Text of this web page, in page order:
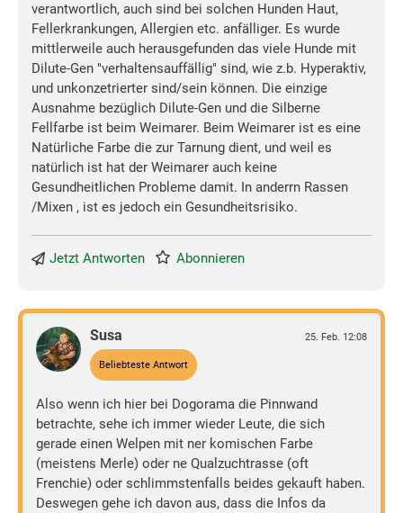
verantwortlich, auch sind bei solchen Hunden Haut,
Fellerkrankungen, Allergien etc. anfälliger. Es wurde
mittlerweile auch herausgefunden das viele Hunde mit
Dilute-Gen "verhaltensauffällig" sind, wie z.b. Hyperaktiv,
und unkonzetrierter sind/sein können. Die einzige
Ausnahme bezüglich Dilute-Gen und die Silberne
Fellfarbe ist beim Weimarer. Beim Weimarer ist es eine
Natürliche Farbe die zur Tarnung dient, und weil es
natürlich ist hat der Weimarer auch keine
Gesundheitlichen Probleme damit. In anderrn Rassen
/Mixen , ist es jedoch ein Gesundheitsrisiko.
Jetzt Antworten Abonnieren
Susa
Beliebteste Antwort
25. Feb. 12:08
Also wenn ich hier bei Dogorama die Pinnwand
betrachte, sehe ich immer wieder Leute, die sich
gerade einen Welpen mit ner komischen Farbe
(meistens Merle) oder ne Qualzuchtrasse (oft
Frenchie) oder schlimmstenfalls beides gekauft haben.
Deswegen gehe ich davon aus, dass die Infos da